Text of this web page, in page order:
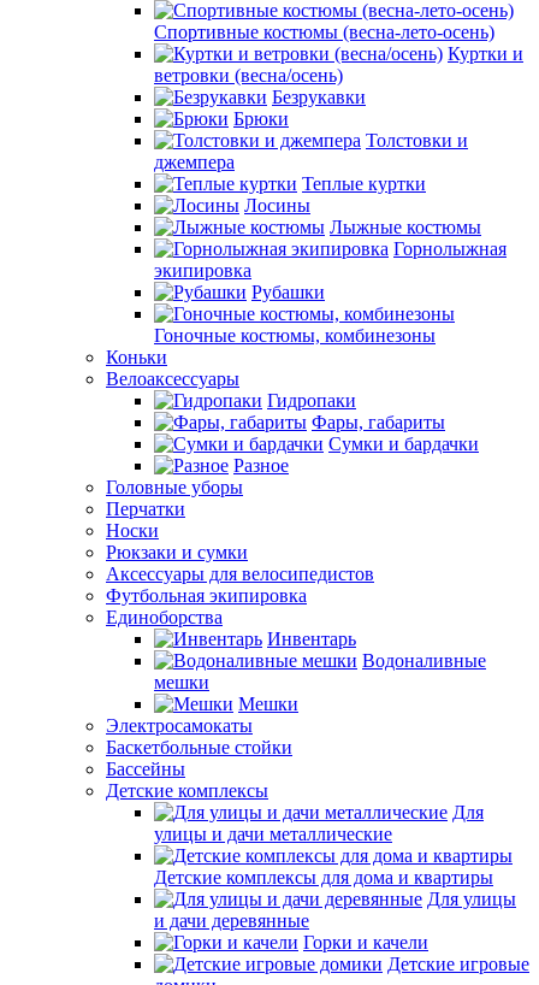
Спортивные костюмы (весна-лето-осень)
Куртки и
ветровки (весна/осень)
Безрукавки
Брюки
Толстовки и
джемпера
Теплые куртки
Лосины
Лыжные костюмы
Горнолыжная
экипировка
Рубашки
Гоночные костюмы, комбинезоны
Коньки
Велоаксессуары
Гидропаки
Фары, габариты
Сумки и бардачки
Разное
Головные уборы
Перчатки
Носки
Рюкзаки и сумки
Аксессуары для велосипедистов
Футбольная экипировка
Единоборства
Инвентарь
Водоналивные
мешки
Мешки
Электросамокаты
Баскетбольные стойки
Бассейны
Детские комплексы
Для
улицы и дачи металлические
Детские комплексы для дома и квартиры
Для улицы
и дачи деревянные
Горки и качели
Детские игровые